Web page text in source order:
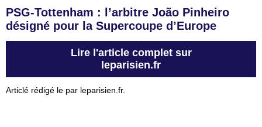
PSG-Tottenham : l’arbitre João Pinheiro
désigné pour la Supercoupe d’Europe
Lire l'article complet sur
leparisien.fr
Articlé rédigé le par leparisien.fr.